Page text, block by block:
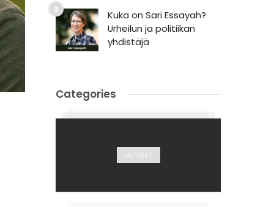
Kuka on Sari Essayah?
Urheilun ja politiikan
yhdistäjä
Categories
UUTISET